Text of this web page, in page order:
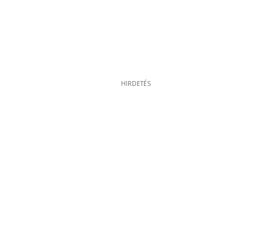
HIRDETÉS